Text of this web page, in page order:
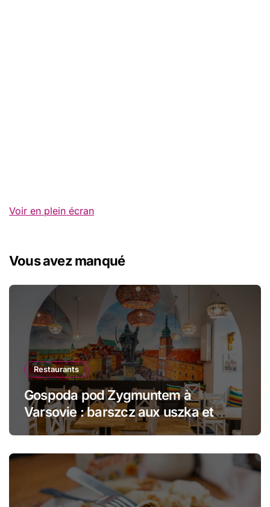
Voir en plein écran
Vous avez manqué
Restaurants
Gospoda pod Zygmuntem à
Varsovie : barszcz aux uszka et
pierogi face au Château Royal